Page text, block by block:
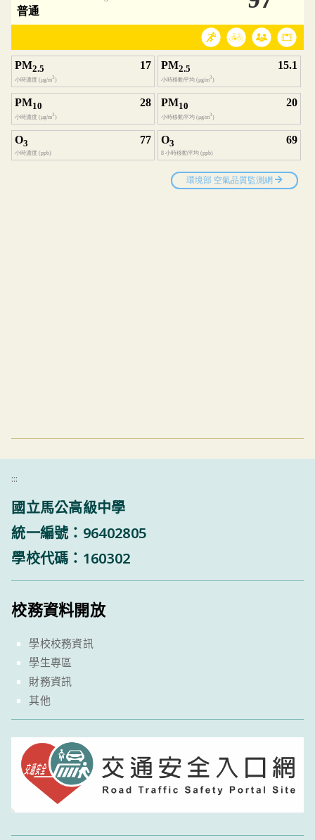
:::
國立馬公高級中學
統一編號：96402805
學校代碼：160302
校務資料開放
學校校務資訊
學生專區
財務資訊
其他